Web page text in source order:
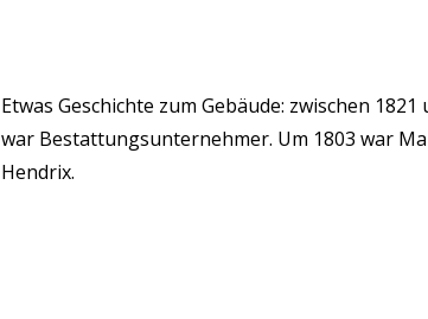
Etwas Geschichte zum Gebäude: zwischen
war Bestattungsunternehmer. Um 1803 war
Hendrix.